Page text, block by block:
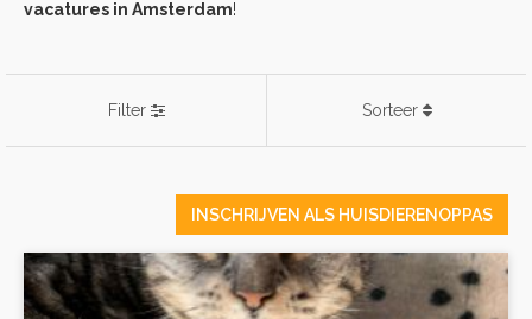
vacatures in Amsterdam!
Filter Sorteer
INSCHRIJVEN ALS HUISDIERENOPPAS